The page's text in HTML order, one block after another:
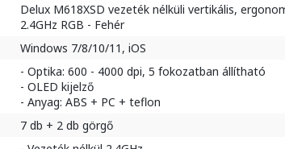
Delux M618XSD vezeték nélküli vertikális,
2.4GHz RGB - Fehér
Windows 7/8/10/11, iOS
- Optika: 600 - 4000 dpi, 5 fokozatban állítható
- OLED kijelző
- Anyag: ABS + PC + teflon
7 db + 2 db görgő